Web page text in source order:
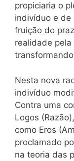
propiciaria o
indivíduo e de
fruição do
realidade
Nesta nova
indivíduo
Contra uma
Logos
como Eros
proclamado
na teoria das